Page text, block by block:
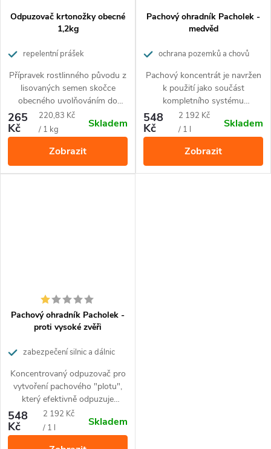
Odpuzovač krtonožky obecné
1,2kg
repelentní prášek
Přípravek rostlinného původu z
lisovaných semen skočce
obecného uvolňováním do
půdy vytváří zápach, který
odpuzuje krtonožky, hlodavce,
krtky, hraboše i myši.Ochrání
až 30 m2plochy.
265
Kč
Měrná
cena:
220,83 Kč
/ 1 kg
Skladem
Zobrazit
Pachový ohradník Pacholek -
medvěd
ochrana pozemků a chovů
Pachový koncentrát je navržen
k použití jako součást
kompletního systému
pachového ohradníku pro
ochranu proti medvědovi. Proti
devastaci včelích úlů, ale chrání
také chlévy a pastviny se stády
koz a ovcí, rodinná obydlí a
tábořiště.
548
Kč
Měrná
cena:
2 192 Kč
/ 1 l
Skladem
Zobrazit
Pachový ohradník Pacholek -
proti vysoké zvěři
zabezpečení silnic a dálnic
Koncentrovaný odpuzovač pro
vytvoření pachového "plotu",
který efektivně odpuzuje
především srnky, jeleny, daňky a
muflony. Ideální pro
zabezpečení silnic a dálnic.
548
Kč
Měrná
cena:
2 192 Kč
/ 1 l
Skladem